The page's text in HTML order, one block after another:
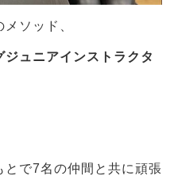
ソッド、
ジュニアインストラクタ
で7名の仲間と共に頑張